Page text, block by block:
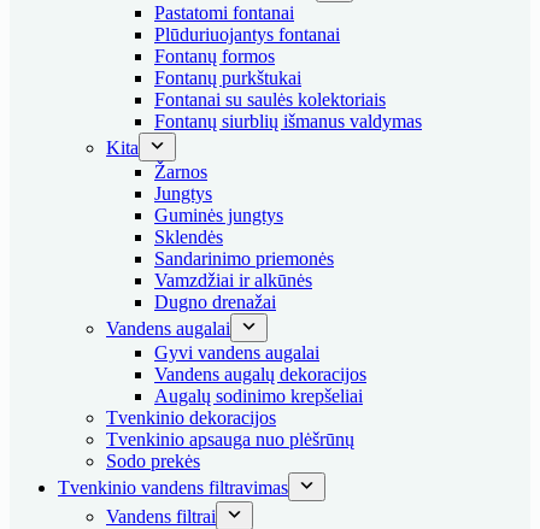
Pastatomi fontanai
Plūduriuojantys fontanai
Fontanų formos
Fontanų purkštukai
Fontanai su saulės kolektoriais
Fontanų siurblių išmanus valdymas
Kita
Žarnos
Jungtys
Guminės jungtys
Sklendės
Sandarinimo priemonės
Vamzdžiai ir alkūnės
Dugno drenažai
Vandens augalai
Gyvi vandens augalai
Vandens augalų dekoracijos
Augalų sodinimo krepšeliai
Tvenkinio dekoracijos
Tvenkinio apsauga nuo plėšrūnų
Sodo prekės
Tvenkinio vandens filtravimas
Vandens filtrai